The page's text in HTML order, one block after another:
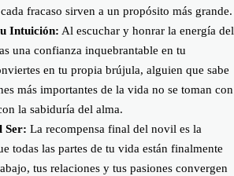
fracaso sirven a un propósito más grande.
Intuición: Al escuchar y honrar la energía del
una confianza inquebrantable en tu
en tu propia brújula, alguien que sabe
más importantes de la vida no se toman con
la sabiduría del alma.
Ser: La recompensa final del novil es la
todas las partes de tu vida están finalmente
tus relaciones y tus pasiones convergen